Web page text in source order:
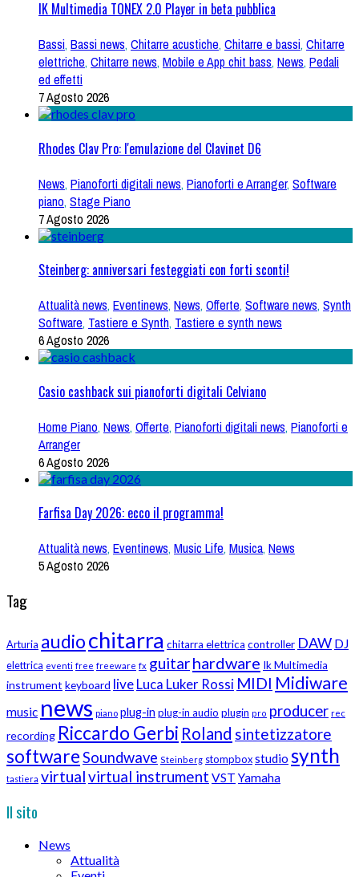
IK Multimedia TONEX 2.0 Player in beta pubblica
Bassi, Bassi news, Chitarre acustiche, Chitarre e bassi, Chitarre
elettriche, Chitarre news, Mobile e App chit bass, News, Pedali
ed effetti
7 Agosto 2026
Rhodes Clav Pro: l'emulazione del Clavinet D6
News, Pianoforti digitali news, Pianoforti e Arranger, Software
piano, Stage Piano
7 Agosto 2026
Steinberg: anniversari festeggiati con forti sconti!
Attualità news, Eventinews, News, Offerte, Software news, Synth
Software, Tastiere e Synth, Tastiere e synth news
6 Agosto 2026
Casio cashback sui pianoforti digitali Celviano
Home Piano, News, Offerte, Pianoforti digitali news, Pianoforti e
Arranger
6 Agosto 2026
Farfisa Day 2026: ecco il programma!
Attualità news, Eventinews, Music Life, Musica, News
5 Agosto 2026
Tag
Arturia audiochitarra chitarra elettrica controller DAW DJ
elettrica eventi free freeware fx guitarhardware Ik Multimedia
instrument keyboard liveLuca Luker Rossi MIDI Midiware
music news piano plug-in plug-in audio plugin pro producer rec
recording Riccardo Gerbi Roland sintetizzatore
softwareSoundwave Steinberg stompboxstudio synth
tastiera virtualvirtual instrument VST Yamaha
Il sito
News
Attualità